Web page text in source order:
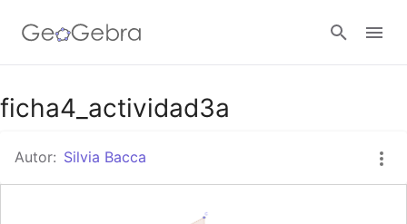
Google Classroom
GeoGebra Classroom
ficha4_actividad3a
Autor: Silvia Bacca